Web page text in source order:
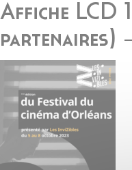
Affiche LCD
partenaires)